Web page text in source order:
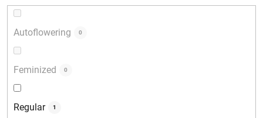
Autoflowering 0
Feminized 0
Regular 1